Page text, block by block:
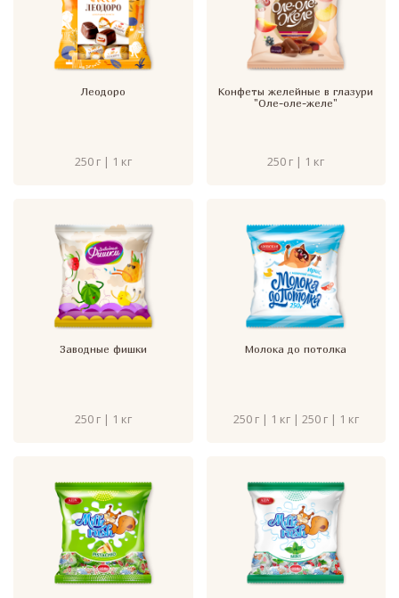
Леодоро
250 г | 1 кг
Конфеты желейные в глазури
"Оле-оле-желе"
250 г | 1 кг
Заводные фишки
250 г | 1 кг
Молока до потолка
250 г | 1 кг | 250 г | 1 кг